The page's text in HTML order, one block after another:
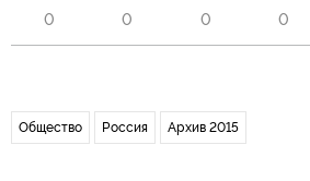
0 0 0 0
Общество Россия Архив 2015